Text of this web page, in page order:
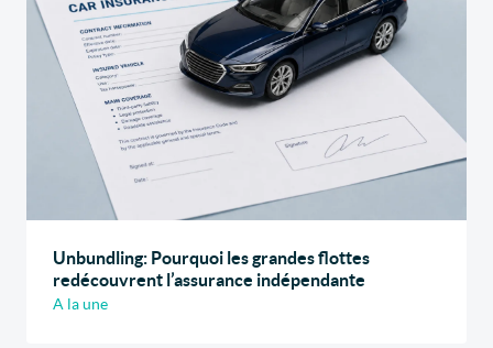
Unbundling: Pourquoi les grandes flottes
redécouvrent l’assurance indépendante
A la une